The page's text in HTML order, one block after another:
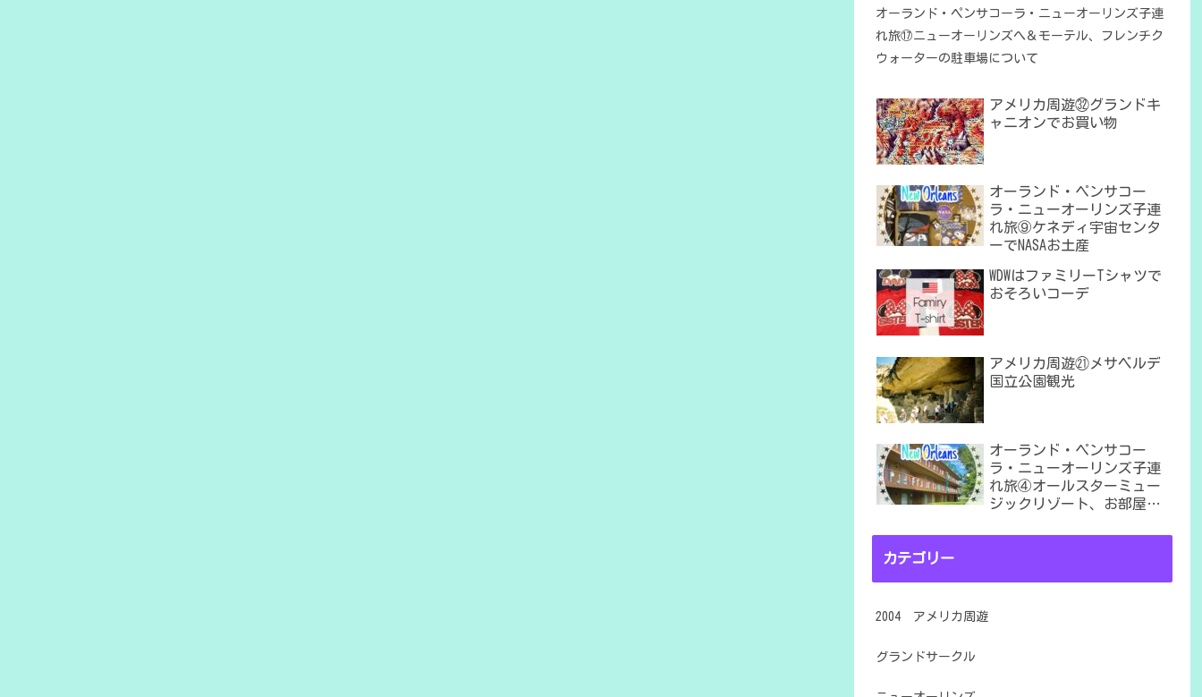
オーランド・ペンサコーラ・ニューオーリンズ子連
れ旅⑰ニューオーリンズへ＆モーテル、フレンチク
ウォーターの駐車場について
アメリカ周遊㉜グランドキ
ャニオンでお買い物
オーランド・ペンサコー
ラ・ニューオーリンズ子連
れ旅⑨ケネディ宇宙センタ
ーでNASAお土産
WDWはファミリーTシャツで
おそろいコーデ
アメリカ周遊㉑メサベルデ
国立公園観光
オーランド・ペンサコー
ラ・ニューオーリンズ子連
れ旅④オールスターミュー
ジックリゾート、お部屋は
カテゴリー
2004 アメリカ周遊
グランドサークル